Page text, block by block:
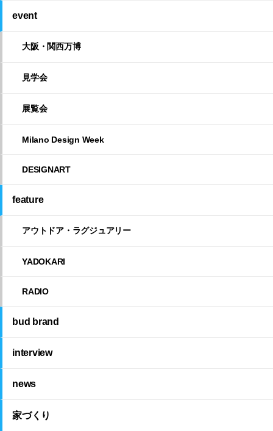
event
大阪・関西万博
見学会
展覧会
Milano Design Week
DESIGNART
feature
アウトドア・ラグジュアリー
YADOKARI
RADIO
bud brand
interview
news
家づくり